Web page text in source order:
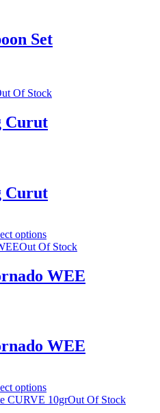
Set
Of Stock
Curut
Curut
options
Out Of Stock
WEE
WEE
options
Out Of Stock